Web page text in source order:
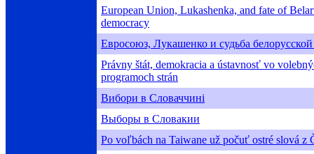
European Union, Lukashenka, and fate of
democracy
Евросоюз, Лукашенко и судьба
Právny štát, demokracia a ústavnosť vo
programoch strán
Вибори в Словаччині
Выборы в Словакии
Po voľbách na Taiwane už počuť ostré slová z